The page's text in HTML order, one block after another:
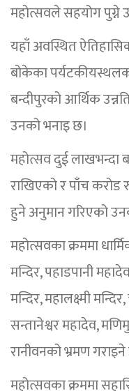
महोत्सवले सहयोग पुग्ने
यहाँ अवस्थित
बोकेका
बन्दीपुरको आर्थिक
उनको भनाइ छ।
महोत्सव दुई लाखभन्दा
राखिएको र पाँच करोड
हुने अनुमान गरिएको
महोत्सवका क्रममा
मन्दिर, पहाडपानी
मन्दिर, महालक्ष्मी
सन्तानेश्वर महादेव,
रानीवनको भ्रमण
महोत्सवका क्रममा